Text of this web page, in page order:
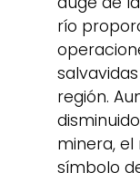
río
región.
minera, el
símbolo